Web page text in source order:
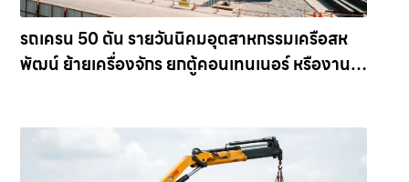
รถเครน 50 ตัน รายวันนิคมอุตสาหกรรมเครือสห
พัฒน์ ย้ายเครื่องจักร ยกตู้คอนเทนเนอร์ หรืองาน